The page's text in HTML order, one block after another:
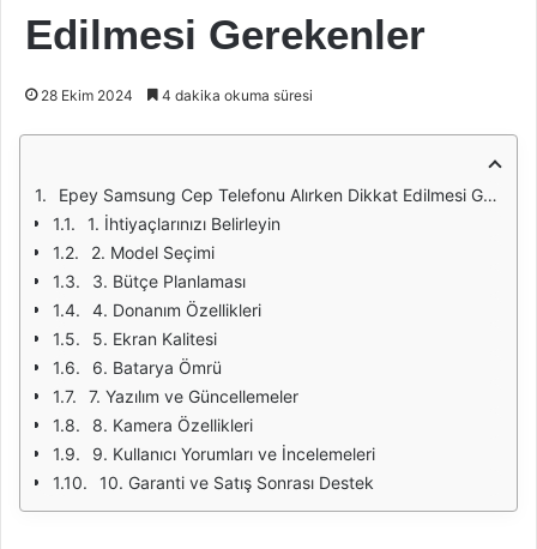
Edilmesi Gerekenler
28 Ekim 2024 4 dakika okuma süresi
Epey Samsung Cep Telefonu Alırken Dikkat Edilmesi Gerekenler
1. İhtiyaçlarınızı Belirleyin
2. Model Seçimi
3. Bütçe Planlaması
4. Donanım Özellikleri
5. Ekran Kalitesi
6. Batarya Ömrü
7. Yazılım ve Güncellemeler
8. Kamera Özellikleri
9. Kullanıcı Yorumları ve İncelemeleri
10. Garanti ve Satış Sonrası Destek